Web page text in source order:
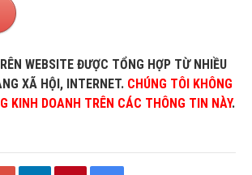
WEBSITE ĐƯỢC TỔNG HỢP TỪ NHIỀU
XÃ HỘI, INTERNET. CHÚNG TÔI KHÔNG
KINH DOANH TRÊN CÁC THÔNG TIN NÀY.